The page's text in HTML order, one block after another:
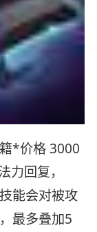
*价格 3000
回复，
能会对被攻
最多叠加5